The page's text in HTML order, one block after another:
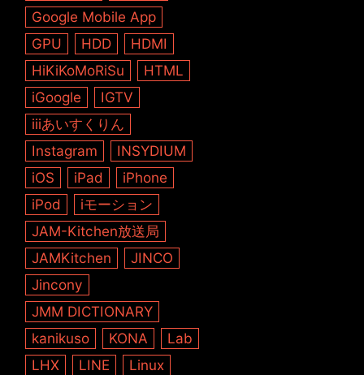
Google Mobile App
GPU
HDD
HDMI
HiKiKoMoRiSu
HTML
iGoogle
IGTV
iiiあいすくりん
Instagram
INSYDIUM
iOS
iPad
iPhone
iPod
iモーション
JAM-Kitchen放送局
JAMKitchen
JINCO
Jincony
JMM DICTIONARY
kanikuso
KONA
Lab
LHX
LINE
Linux